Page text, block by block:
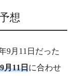
想
9月11日だった
月11日に合わせ